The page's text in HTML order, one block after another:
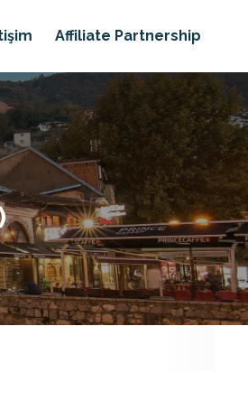
Affiliate Partnership